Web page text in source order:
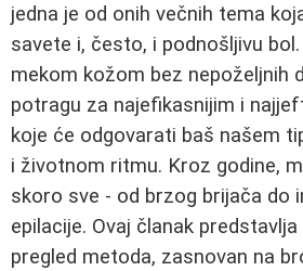
jedna je od onih večnih tema
savete i, često, i podnošljivu
mekom kožom bez nepoželjnih
potragu za najefikasnijim i
koje će odgovarati baš našem
i životnom ritmu. Kroz godine,
skoro sve - od brzog brijača do
epilacije. Ovaj članak
pregled metoda, zasnovan na